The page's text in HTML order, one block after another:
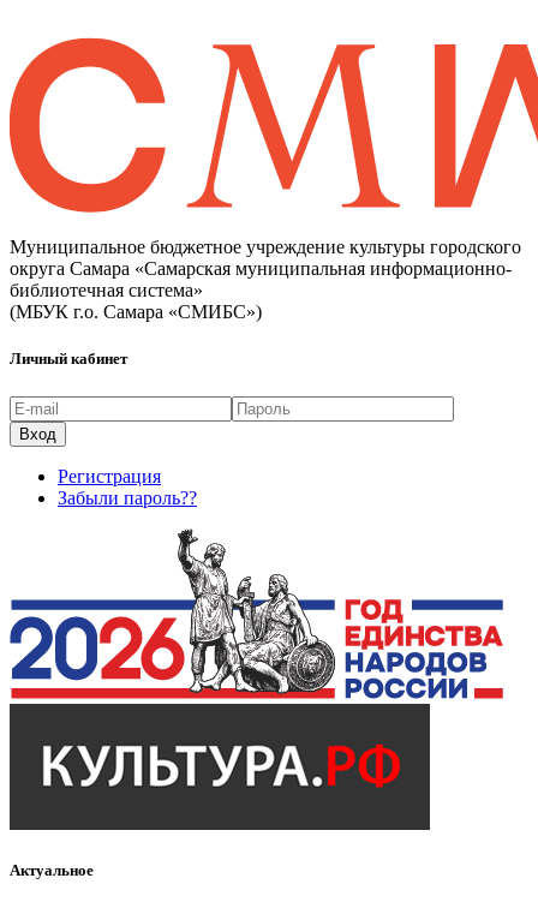
Муниципальное бюджетное учреждение культуры городского
округа Самара «Самарская муниципальная информационно-
библиотечная система»
(МБУК г.о. Самара «СМИБС»)
Личный кабинет
Регистрация
Забыли пароль??
Актуальное